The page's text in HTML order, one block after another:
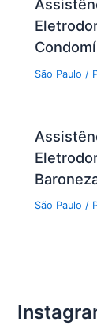
São Paulo /
São Paulo /